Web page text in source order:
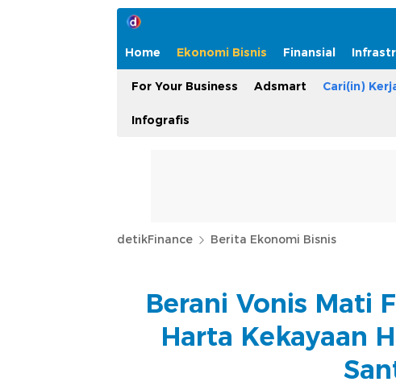
Home Ekonomi Bisnis Finansial
For Your Business Adsmart Cari(in)
Infografis
detikFinance Berita Ekonomi Bisnis
Berani Vonis Mati
Harta Kekayaan